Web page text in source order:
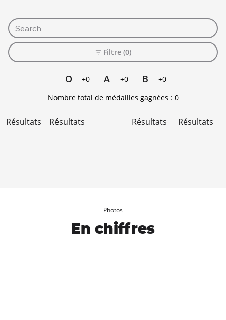
O +0 A +0 B
+0
Nombre total de médailles gagnées : 0
Filtre (0)
Résultats Résultats Résultats Résultats
Photos
En chiffres